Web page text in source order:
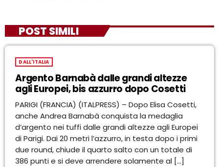
POST SIMILI
DALL'ITALIA
Argento Barnabà dalle grandi altezze
agli Europei, bis azzurro dopo Cosetti
PARIGI (FRANCIA) (ITALPRESS) – Dopo Elisa Cosetti,
anche Andrea Barnabà conquista la medaglia
d’argento nei tuffi dalle grandi altezze agli Europei
di Parigi. Dai 20 metri l’azzurro, in testa dopo i primi
due round, chiude il quarto salto con un totale di
386 punti e si deve arrendere solamente al […]